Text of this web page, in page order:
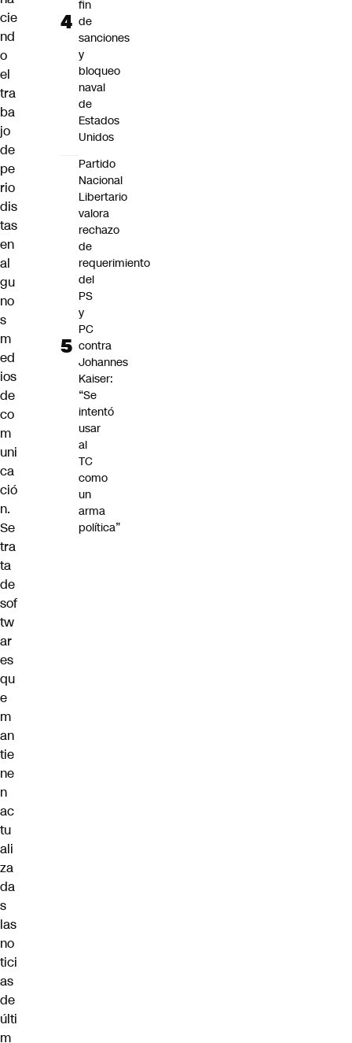
cie
nd
o
el
tra
ba
jo
de
pe
rio
dis
tas
en
al
gu
no
s
m
ed
ios
de
co
m
uni
ca
ció
n.
Se
tra
ta
de
sof
tw
ar
es
qu
e
m
an
tie
ne
n
ac
tu
ali
za
da
s
las
no
tici
as
de
últi
m
fin
de
sanciones
y
bloqueo
naval
de
Estados
Unidos
Partido
Nacional
Libertario
valora
rechazo
de
requerimiento
del
PS
y
PC
contra
Johannes
Kaiser:
“Se
intentó
usar
al
TC
como
un
arma
política”